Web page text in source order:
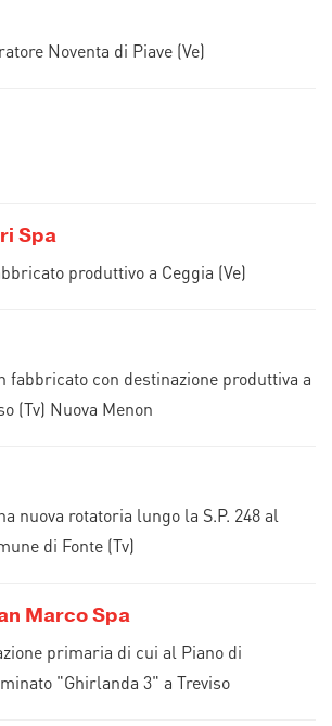
Noventa di Piave (Ve)
Spa
produttivo a Ceggia (Ve)
fabbricato con destinazione produttiva a
(Tv) Nuova Menon
nuova rotatoria lungo la S.P. 248 al
di Fonte (Tv)
Marco Spa
primaria di cui al Piano di
"Ghirlanda 3" a Treviso